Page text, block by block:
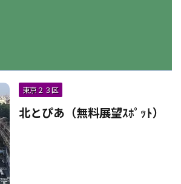
東京２３区
北とぴあ（無料展望ｽﾎﾟｯﾄ）